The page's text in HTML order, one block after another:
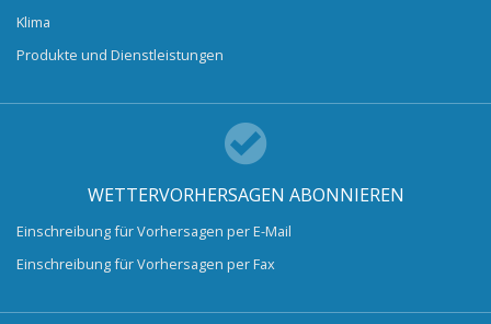
Klima
Produkte und Dienstleistungen
WETTERVORHERSAGEN ABONNIEREN
Einschreibung für Vorhersagen per E-Mail
Einschreibung für Vorhersagen per Fax